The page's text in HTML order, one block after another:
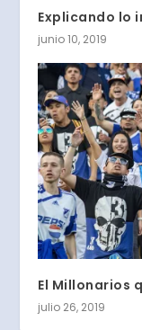
Explicando lo
junio 10, 2019
El Millonarios
julio 26, 2019